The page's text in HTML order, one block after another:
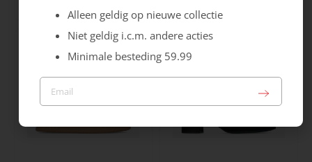
129.99
Alleen geldig op nieuwe collectie
Niet geldig i.c.m. andere acties
Minimale besteding 59.99